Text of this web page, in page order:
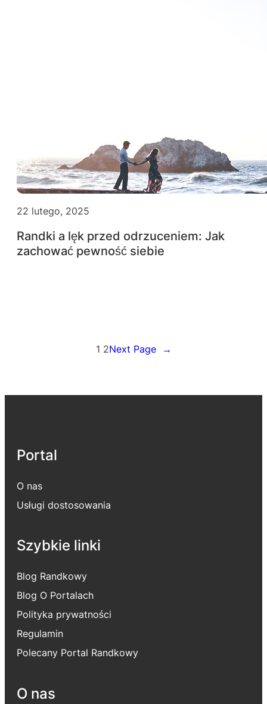
22 lutego, 2025
Randki a lęk przed odrzuceniem: Jak
zachować pewność siebie
1 2Next Page →
Portal
O nas
Usługi dostosowania
Szybkie linki
Blog Randkowy
Blog O Portalach
Polityka prywatności
Regulamin
Polecany Portal Randkowy
O nas